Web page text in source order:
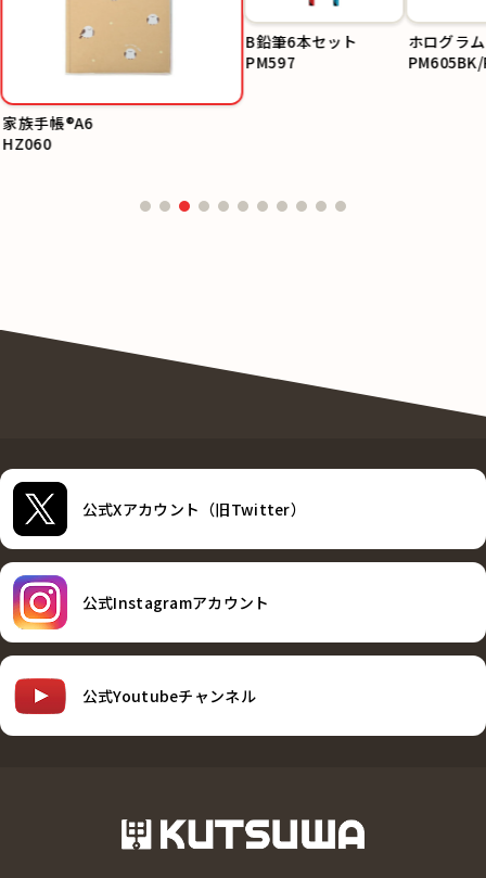
家族手帳®A6
HZ060
B鉛筆6本セット
PM597
ホログラ
公式Xアカウント（旧Twitter）
公式Instagramアカウント
公式Youtubeチャンネル